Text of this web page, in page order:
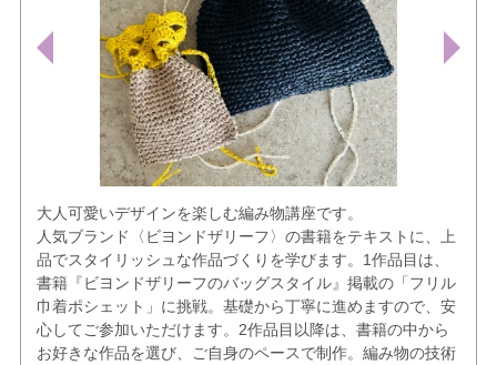
大人可愛いデザインを楽しむ編み物講座です。
人気ブランド〈ビヨンドザリーフ〉の書籍をテキストに、上
品でスタイリッシュな作品づくりを学びます。1作品目は、
書籍『ビヨンドザリーフのバッグスタイル』掲載の「フリル
巾着ポシェット」に挑戦。基礎から丁寧に進めますので、安
心してご参加いただけます。2作品目以降は、書籍の中から
お好きな作品を選び、ご自身のペースで制作。編み物の技術